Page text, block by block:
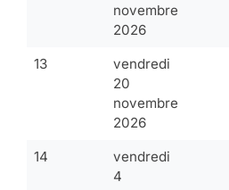
novembre
2026
13
vendredi
20
novembre
2026
14
vendredi
4